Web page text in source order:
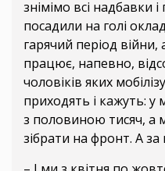
знімімо всі надбавки і
посадили на голі
гарячий період
працює, напевно,
чоловіків яких
приходять і кажуть: у
з половиною тисяч, а
зібрати на фронт. А